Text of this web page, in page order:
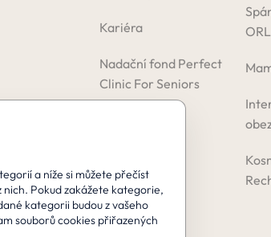
Kariéra
Nadační fond Perfect
Clinic For Seniors
ORL
a níže si můžete přečíst
Pokud zakážete kategorie,
kategorii budou z vašeho
souborů cookies přiřazených